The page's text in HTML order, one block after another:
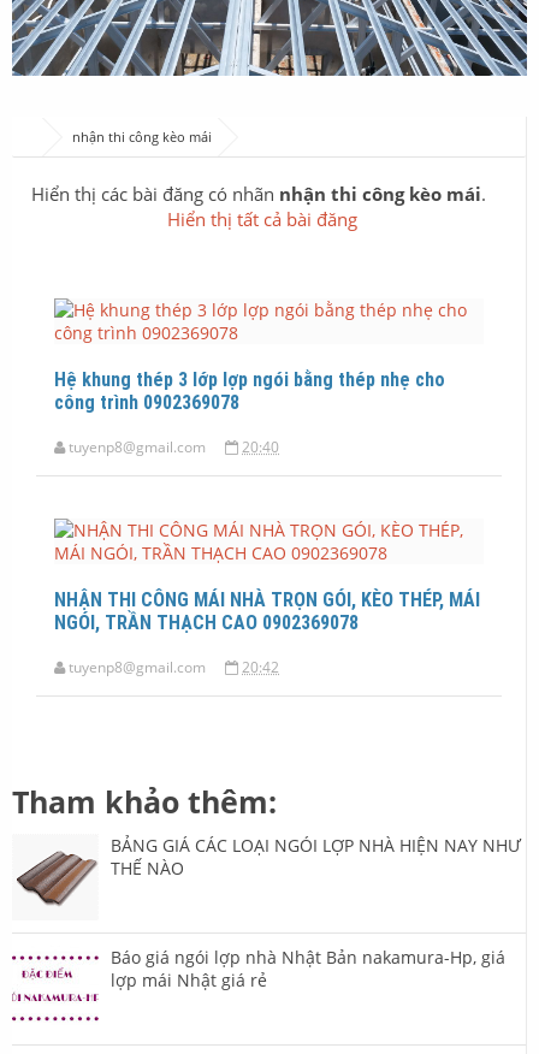
nhận thi công kèo mái
Hiển thị các bài đăng có nhãn nhận thi công kèo mái.
Hiển thị tất cả bài đăng
Hệ khung thép 3 lớp lợp ngói bằng thép nhẹ cho
công trình 0902369078
tuyenp8@gmail.com 20:40
NHẬN THI CÔNG MÁI NHÀ TRỌN GÓI, KÈO THÉP, MÁI
NGÓI, TRẦN THẠCH CAO 0902369078
tuyenp8@gmail.com 20:42
Tham khảo thêm:
BẢNG GIÁ CÁC LOẠI NGÓI LỢP NHÀ HIỆN NAY NHƯ
THẾ NÀO
Báo giá ngói lợp nhà Nhật Bản nakamura-Hp, giá
lợp mái Nhật giá rẻ